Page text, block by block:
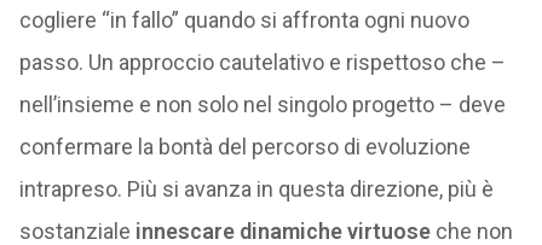
cogliere “in fallo” quando si affronta ogni nuovo
passo. Un approccio cautelativo e rispettoso che –
nell’insieme e non solo nel singolo progetto – deve
confermare la bontà del percorso di evoluzione
intrapreso. Più si avanza in questa direzione, più è
sostanziale innescare dinamiche virtuoseche non